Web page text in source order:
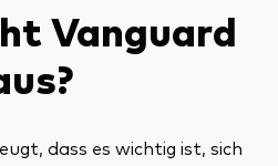
Vanguard
dass es wichtig ist, sich